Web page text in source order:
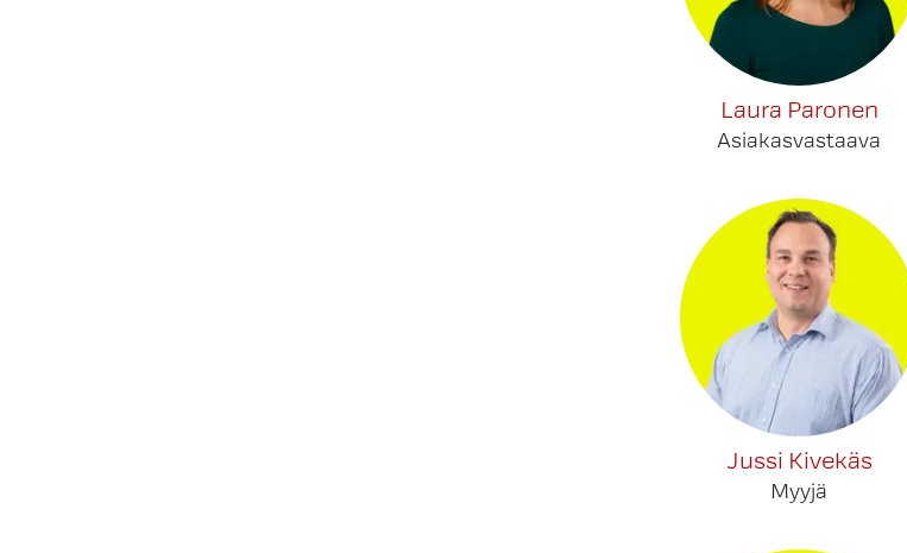
Laura Paronen
Asiakasvastaava
Jussi Kivekäs
Myyjä